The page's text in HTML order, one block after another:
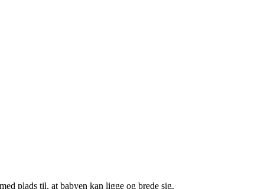
plads til, at babyen kan ligge og brede sig.